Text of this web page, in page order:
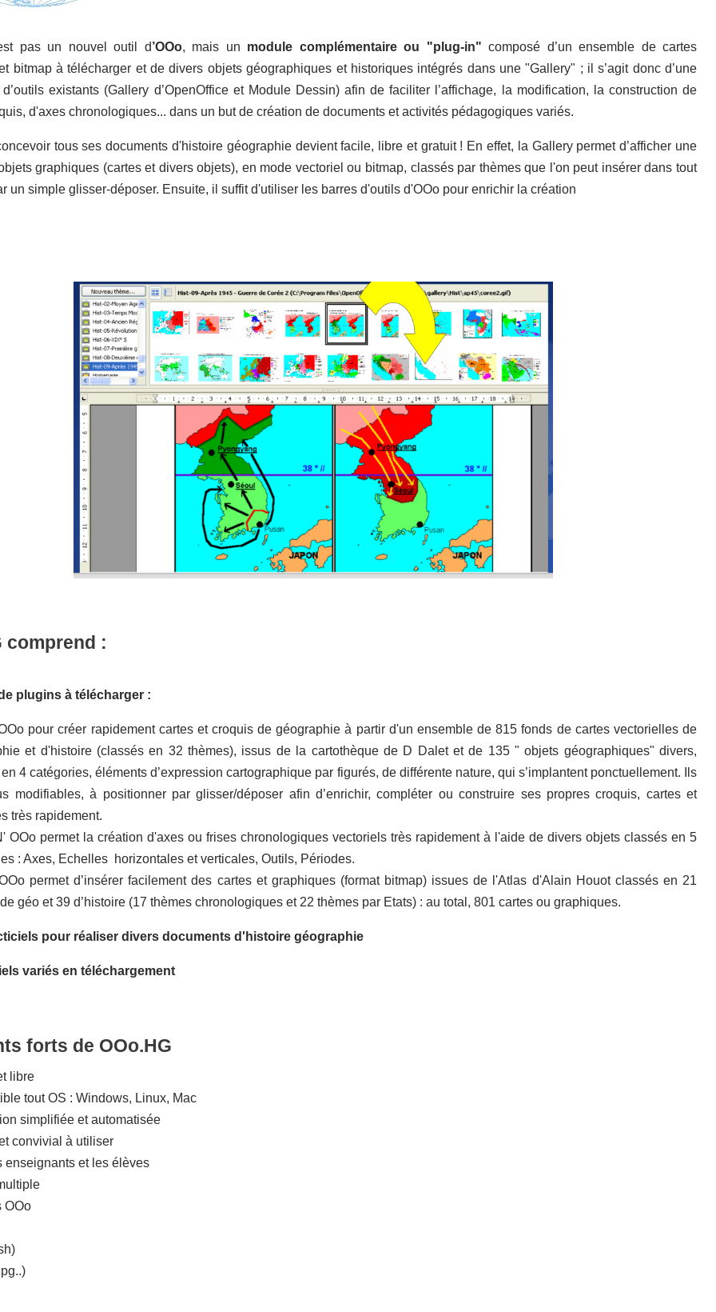
pas un nouvel outil d’OOo, mais un module complémentaire ou "plug-in" composé d’un ensemble de cartes
bitmap à télécharger et de divers objets géographiques et historiques intégrés dans une "Gallery" ; il s’agit donc d’une
existants (Gallery d’OpenOffice et Module Dessin) afin de faciliter l’affichage, la modification, la construction de
d'axes chronologiques... dans un but de création de documents et activités pédagogiques variés.
tous ses documents d'histoire géographie devient facile, libre et gratuit ! En effet, la Gallery permet d’afficher une
graphiques (cartes et divers objets), en mode vectoriel ou bitmap, classés par thèmes que l'on peut insérer dans tout
un simple glisser-déposer. Ensuite, il suffit d'utiliser les barres d'outils d'OOo pour enrichir la création
comprend :
plugins à télécharger :
pour créer rapidement cartes et croquis de géographie à partir d'un ensemble de 815 fonds de cartes vectorielles de
et d'histoire (classés en 32 thèmes), issus de la cartothèque de D Dalet et de 135 " objets géographiques" divers,
4 catégories, éléments d’expression cartographique par figurés, de différente nature, qui s’implantent ponctuellement. Ils
modifiables, à positionner par glisser/déposer afin d’enrichir, compléter ou construire ses propres croquis, cartes et
très rapidement.
OOo permet la création d'axes ou frises chronologiques vectoriels très rapidement à l'aide de divers objets classés en 5
: Axes, Echelles horizontales et verticales, Outils, Périodes.
permet d’insérer facilement des cartes et graphiques (format bitmap) issues de l'Atlas d'Alain Houot classés en 21
géo et 39 d’histoire (17 thèmes chronologiques et 22 thèmes par Etats) : au total, 801 cartes ou graphiques.
pour réaliser divers documents d'histoire géographie
variés en téléchargement
forts de OOo.HG
libre
tout OS : Windows, Linux, Mac
simplifiée et automatisée
convivial à utiliser
enseignants et les élèves
OOo